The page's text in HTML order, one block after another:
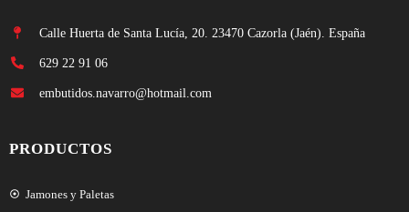
Calle Huerta de Santa Lucía, 20. 23470 Cazorla (Jaén). España
629 22 91 06
embutidos.navarro@hotmail.com
PRODUCTOS
Jamones y Paletas